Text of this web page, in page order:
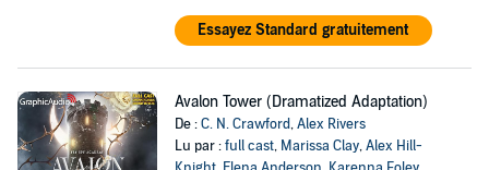
Essayez Standard gratuitement
Avalon Tower (Dramatized Adaptation)
De :C. N. Crawford,Alex Rivers
Lu par :full cast, Marissa Clay,Alex Hill-